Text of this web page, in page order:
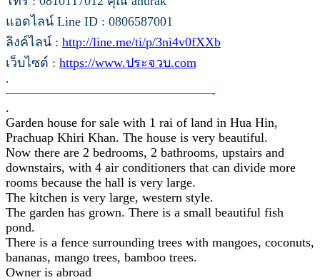
แอดไลน์ Line ID : 0806587001
ลิงค์ไลน์ : http://line.me/ti/p/3ni4v0fXXb
เว็บไซต์ : https://www.ประจวบ.com
.
————————————————-
.
Garden house for sale with 1 rai of land in Hua Hin,
Prachuap Khiri Khan. The house is very beautiful.
Now there are 2 bedrooms, 2 bathrooms, upstairs and
downstairs, with 4 air conditioners that can divide more
rooms because the hall is very large.
The kitchen is very large, western style.
The garden has grown. There is a small beautiful fish
pond.
There is a fence surrounding trees with mangoes, coconuts,
bananas, mango trees, bamboo trees.
Owner is abroad